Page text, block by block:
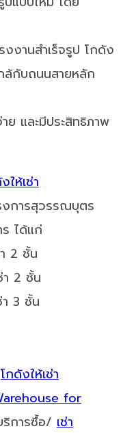
งงานสำเร็จรูป โกดัง
ล้กับถนนสายหลัก
ย และมีประสิทธิภาพ
ให้เช่า
งการสุวรรณบุตร
ได้แก่
2 ชั้น
2 ชั้น
3 ชั้น
โกดังให้เช่า
for
การซื้อ/ เช่า